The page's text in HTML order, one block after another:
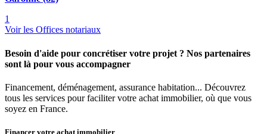
1
Voir les Offices notariaux
Besoin d'aide pour concrétiser votre projet ? Nos partenaires
sont là pour vous accompagner
Financement, déménagement, assurance habitation... Découvrez
tous les services pour faciliter votre achat immobilier, où que vous
soyez en France.
Financer votre achat immobilier